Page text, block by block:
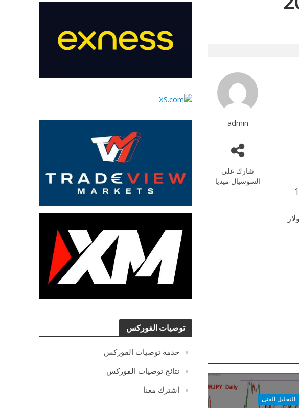
توصيات الفوركس
خدمة توصيات الفوركس
نتائج توصيات الفوركس
اشترك معنا
admin
شارك علي
السوشيال ميديا
لدينا 1818
اختراقها لل‘لى وصولاً الى مستويات 1865 ثم 1885 دولار
التحليل الفنى